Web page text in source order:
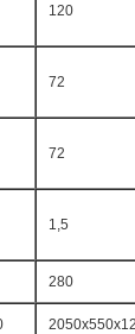
120
72
72
1,5
280